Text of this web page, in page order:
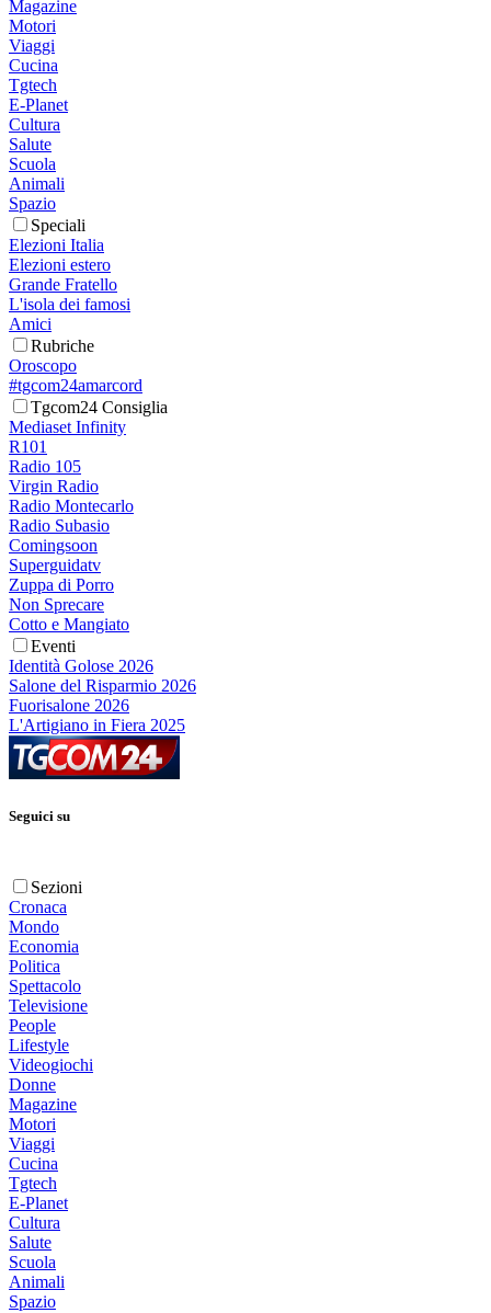
Magazine
Motori
Viaggi
Cucina
Tgtech
E-Planet
Cultura
Salute
Scuola
Animali
Spazio
Speciali
Elezioni Italia
Elezioni estero
Grande Fratello
L'isola dei famosi
Amici
Rubriche
Oroscopo
#tgcom24amarcord
Tgcom24 Consiglia
Mediaset Infinity
R101
Radio 105
Virgin Radio
Radio Montecarlo
Radio Subasio
Comingsoon
Superguidatv
Zuppa di Porro
Non Sprecare
Cotto e Mangiato
Eventi
Identità Golose 2026
Salone del Risparmio 2026
Fuorisalone 2026
L'Artigiano in Fiera 2025
Seguici su
Sezioni
Cronaca
Mondo
Economia
Politica
Spettacolo
Televisione
People
Lifestyle
Videogiochi
Donne
Magazine
Motori
Viaggi
Cucina
Tgtech
E-Planet
Cultura
Salute
Scuola
Animali
Spazio